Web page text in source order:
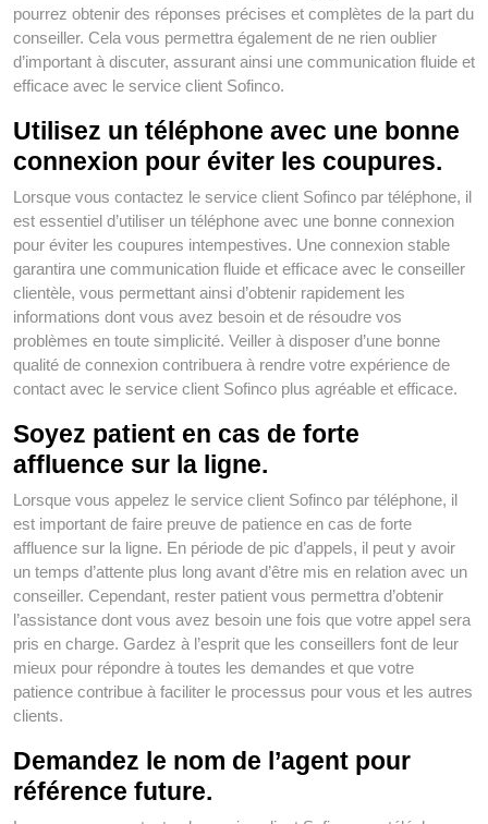
pourrez obtenir des réponses précises et complètes de la part du
conseiller. Cela vous permettra également de ne rien oublier
d’important à discuter, assurant ainsi une communication fluide et
efficace avec le service client Sofinco.
Utilisez un téléphone avec une bonne
connexion pour éviter les coupures.
Lorsque vous contactez le service client Sofinco par téléphone, il
est essentiel d’utiliser un téléphone avec une bonne connexion
pour éviter les coupures intempestives. Une connexion stable
garantira une communication fluide et efficace avec le conseiller
clientèle, vous permettant ainsi d’obtenir rapidement les
informations dont vous avez besoin et de résoudre vos
problèmes en toute simplicité. Veiller à disposer d’une bonne
qualité de connexion contribuera à rendre votre expérience de
contact avec le service client Sofinco plus agréable et efficace.
Soyez patient en cas de forte
affluence sur la ligne.
Lorsque vous appelez le service client Sofinco par téléphone, il
est important de faire preuve de patience en cas de forte
affluence sur la ligne. En période de pic d’appels, il peut y avoir
un temps d’attente plus long avant d’être mis en relation avec un
conseiller. Cependant, rester patient vous permettra d’obtenir
l’assistance dont vous avez besoin une fois que votre appel sera
pris en charge. Gardez à l’esprit que les conseillers font de leur
mieux pour répondre à toutes les demandes et que votre
patience contribue à faciliter le processus pour vous et les autres
clients.
Demandez le nom de l’agent pour
référence future.